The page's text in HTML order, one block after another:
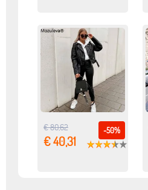
-50%
€ 80,62
€ 40,31